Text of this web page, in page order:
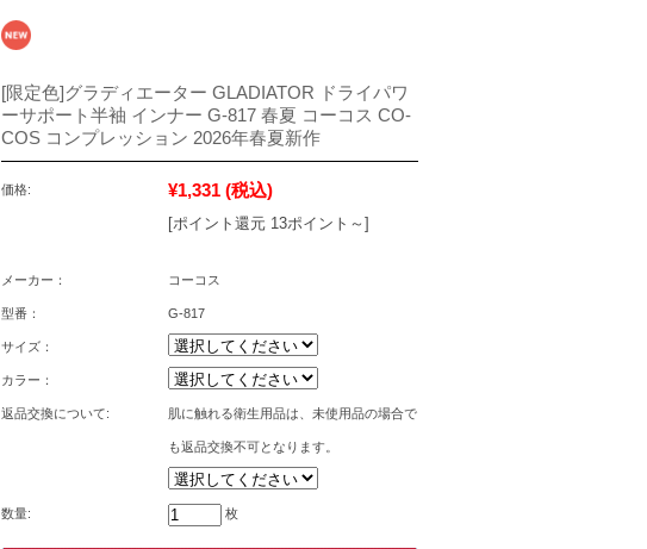
[限定色]グラディエーター GLADIATOR ドライパワ
ーサポート半袖 インナー G-817 春夏 コーコス CO-
COS コンプレッション 2026年春夏新作
価格: ¥1,331 (税込)
[ポイント還元 13ポイント～]
メーカー： コーコス
型番： G-817
サイズ：
カラー：
返品交換について: 肌に触れる衛生用品は、未使用品の場合で
も返品交換不可となります。
数量: 枚